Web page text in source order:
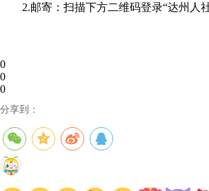
2.邮寄：扫描下方二维码登录“达州人社
0
0
0
分享到：